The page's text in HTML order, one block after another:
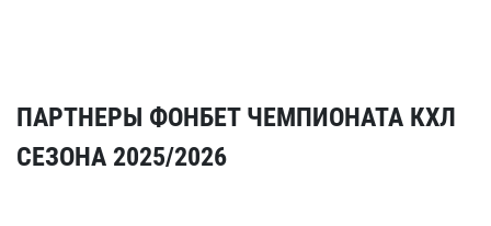
ПАРТНЕРЫ ФОНБЕТ ЧЕМПИОНАТА КХЛ
СЕЗОНА 2025/2026